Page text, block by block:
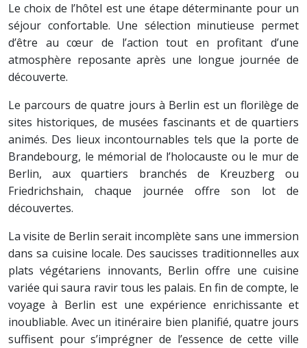
Le choix de l’hôtel est une étape déterminante pour un
séjour confortable. Une sélection minutieuse permet
d’être au cœur de l’action tout en profitant d’une
atmosphère reposante après une longue journée de
découverte.
Le parcours de quatre jours à Berlin est un florilège de
sites historiques, de musées fascinants et de quartiers
animés. Des lieux incontournables tels que la porte de
Brandebourg, le mémorial de l’holocauste ou le mur de
Berlin, aux quartiers branchés de Kreuzberg ou
Friedrichshain, chaque journée offre son lot de
découvertes.
La visite de Berlin serait incomplète sans une immersion
dans sa cuisine locale. Des saucisses traditionnelles aux
plats végétariens innovants, Berlin offre une cuisine
variée qui saura ravir tous les palais. En fin de compte, le
voyage à Berlin est une expérience enrichissante et
inoubliable. Avec un itinéraire bien planifié, quatre jours
suffisent pour s’imprégner de l’essence de cette ville